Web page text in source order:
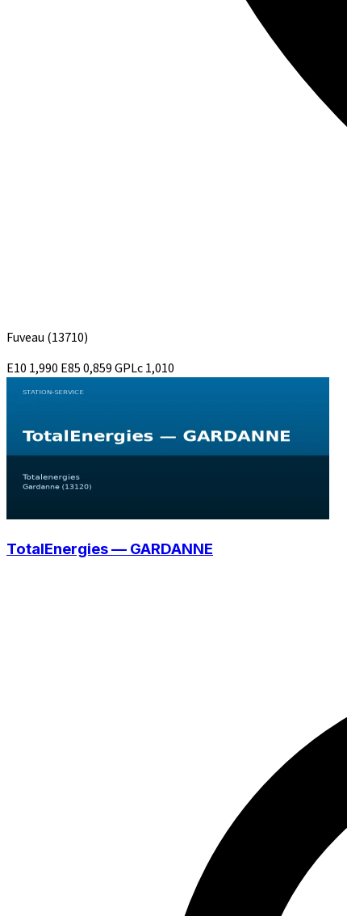
Fuveau (13710)
E10 1,990 E850,859GPLc1,010
TotalEnergies — GARDANNE